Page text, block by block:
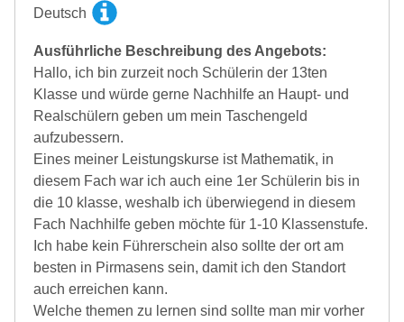
Deutsch
Ausführliche Beschreibung des Angebots:
Hallo, ich bin zurzeit noch Schülerin der 13ten
Klasse und würde gerne Nachhilfe an Haupt- und
Realschülern geben um mein Taschengeld
aufzubessern.
Eines meiner Leistungskurse ist Mathematik, in
diesem Fach war ich auch eine 1er Schülerin bis in
die 10 klasse, weshalb ich überwiegend in diesem
Fach Nachhilfe geben möchte für 1-10 Klassenstufe.
Ich habe kein Führerschein also sollte der ort am
besten in Pirmasens sein, damit ich den Standort
auch erreichen kann.
Welche themen zu lernen sind sollte man mir vorher